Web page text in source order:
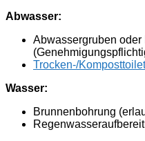
Abwasser:
Abwassergruben
Trocken-/
Wasser:
Brunnenbohrung